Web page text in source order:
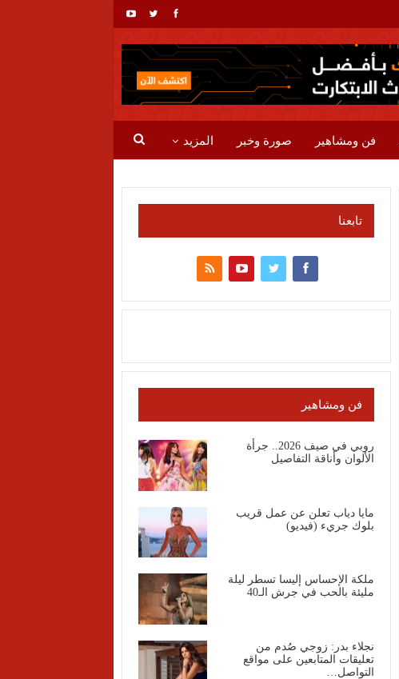
فن ومشاهير صورة وخبر المزيد
تابعنا
فن ومشاهير
روبي في صيف 2026.. جرأة
الألوان وأناقة التفاصيل
مايا دياب تعلن عن عمل قريب
بلوك جريء (فيديو)
ملكة الإحساس إليسا تسطر ليلة
مليئة بالحب في جرش الـ40
نجلاء بدر: زوجي صُدم من
تعليقات المتابعين على مواقع
التواصل…